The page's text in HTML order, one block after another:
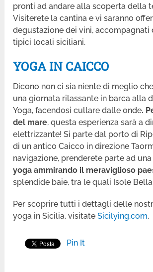
pronti ad andare alla scoperta della
Visiterete la cantina e vi saranno
degustazione dei vini, accompagnati
tipici locali siciliani.
YOGA IN CAICCO
Dicono non ci sia niente di meglio
una giornata rilassante in barca alla
Yoga, facendosi cullare dalle onde.
del mare, questa esperienza sarà a
elettrizzante! Si parte dal porto di
di un antico Caicco in direzione
navigazione, prenderete parte ad una
yoga ammirando il meraviglioso
splendide baie, tra le quali Isole
Per scoprire tutti i dettagli delle
yoga in Sicilia, visitateSicilying.com.
Pin It